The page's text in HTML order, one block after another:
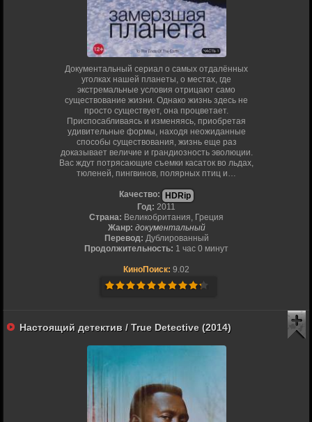
Документальный сериал о самых отдалённых
уголках нашей планеты, о местах, где
экстремальные условия отрицают само
существование жизни. Однако жизнь здесь не
просто существует, она процветает.
Приспосабливаясь и изменяясь, приобретая
удивительные формы, находя неожиданные
способы существования, жизнь еще раз
доказывает величие и грандиозность эволюции.
Вас ждут потрясающие съемки касаток во льдах,
тюленей, пингвинов, полярных птиц и…
Качество:
HDRip
Год: 2011
Страна: Великобритания, Греция
Жанр: документальный
Перевод: Дублированный
Продолжительность: 1 час 0 минут
КиноПоиск: 9.02
Настоящий детектив / True Detective (2014)